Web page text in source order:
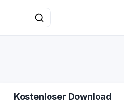
Kostenloser Download